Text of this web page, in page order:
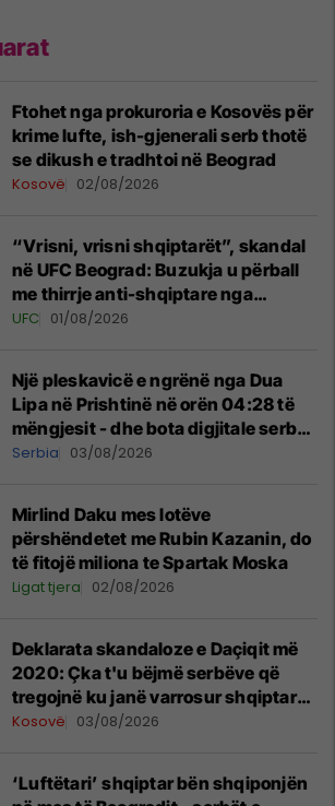
Ftohet nga prokuroria e Kosovës për
krime lufte, ish-gjenerali serb thotë
se dikush e tradhtoi në Beograd
Kosovë 02/08/2026
“Vrisni, vrisni shqiptarët”, skandal
në UFC Beograd: Buzukja u përball
me thirrje anti-shqiptare nga
tribunat
UFC 01/08/2026
Një pleskavicë e ngrënë nga Dua
Lipa në Prishtinë në orën 04:28 të
mëngjesit - dhe bota digjitale serbe
shpall gjendjen e luftës
Serbia 03/08/2026
Mirlind Daku mes lotëve
përshëndetet me Rubin Kazanin, do
të fitojë miliona te Spartak Moska
Ligat tjera 02/08/2026
​Deklarata skandaloze e Daçiqit më
2020: Çka t'u bëjmë serbëve që
tregojnë ku janë varrosur shqiptarët
në Serbi
Kosovë 03/08/2026
‘Luftëtari’ shqiptar bën shqiponjën